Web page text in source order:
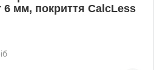
6 мм, покриття CalcLess